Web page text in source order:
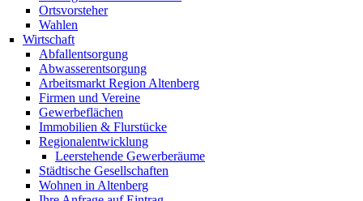
Ortsvorsteher
Wahlen
Wirtschaft
Abfallentsorgung
Abwasserentsorgung
Arbeitsmarkt Region Altenberg
Firmen und Vereine
Gewerbeflächen
Immobilien & Flurstücke
Regionalentwicklung
Leerstehende Gewerberäume
Städtische Gesellschaften
Wohnen in Altenberg